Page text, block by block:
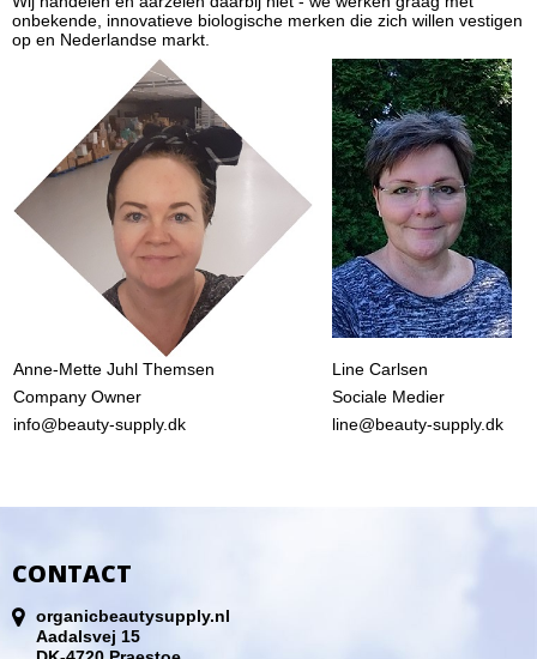
onbekende, innovatieve biologische merken die zich willen vestigen
op en Nederlandse markt.
Anne-Mette Juhl Themsen
Company Owner
info@beauty-supply.dk
Line Carlsen
Sociale Medier
line@beauty-supply.dk
CONTACT
organicbeautysupply.nl
Aadalsvej 15